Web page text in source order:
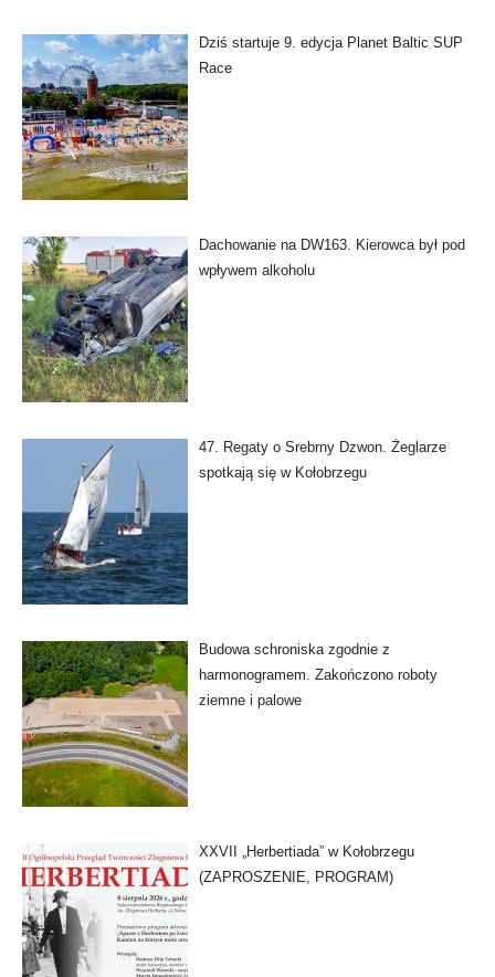
Dziś startuje 9. edycja Planet Baltic SUP
Race
Dachowanie na DW163. Kierowca był pod
wpływem alkoholu
47. Regaty o Srebrny Dzwon. Żeglarze
spotkają się w Kołobrzegu
Budowa schroniska zgodnie z
harmonogramem. Zakończono roboty
ziemne i palowe
XXVII „Herbertiada” w Kołobrzegu
(ZAPROSZENIE, PROGRAM)